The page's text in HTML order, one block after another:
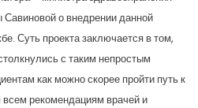
о внедрении данной
Суть проекта заключается в том,
с таким непростым
как можно скорее пройти путь к
рекомендациям врачей и